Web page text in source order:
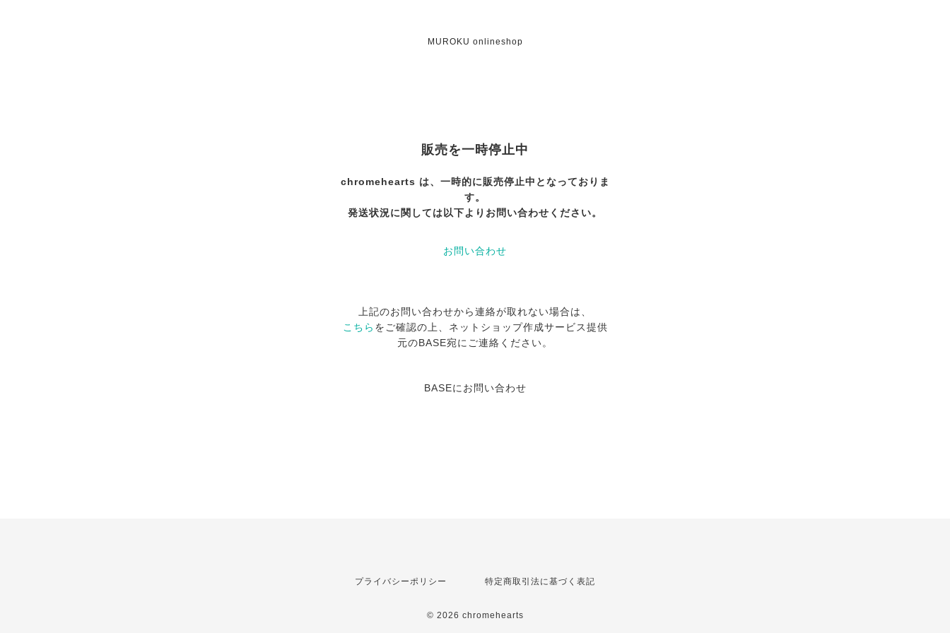
MUROKU onlineshop
販売を一時停止中
chromehearts は、一時的に販売停止中となっておりま
す。
発送状況に関しては以下よりお問い合わせください。
お問い合わせ
上記のお問い合わせから連絡が取れない場合は、
こちら をご確認の上、ネットショップ作成サービス提供
元のBASE宛にご連絡ください。
BASEにお問い合わせ
プライバシーポリシー 特定商取引法に基づく表記
© 2026 chromehearts